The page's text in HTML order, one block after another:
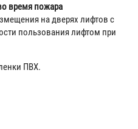
время пожара
на дверях лифтов с
пользования лифтом при
ПВХ.
курить)